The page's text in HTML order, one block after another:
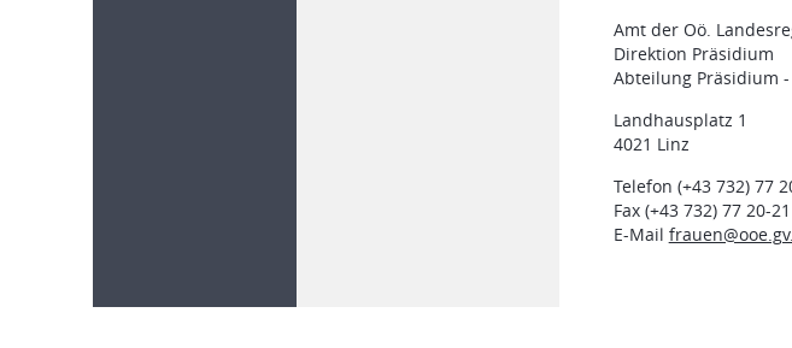
Amt der Oö.
Direktion Präsidium
Abteilung Präsidium
Landhausplatz 1
4021 Linz
Telefon (+43 732) 77
Fax (+43 732) 77 20-
E-Mail